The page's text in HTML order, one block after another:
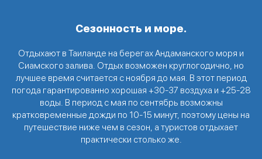
Сезонность и море.
Отдыхают в Таиланде на берегах Андаманского моря и
Сиамского залива. Отдых возможен круглогодично, но
лучшее время считается с ноября до мая. В этот период
погода гарантированно хорошая +30-37 воздуха и +25-28
воды. В период с мая по сентябрь возможны
кратковременные дожди по 10-15 минут, поэтому цены на
путешествие ниже чем в сезон, а туристов отдыхает
практически столько же.